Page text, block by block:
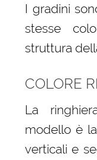
I gradini
stesse
struttura
COLORE
La
modello è
verticali e